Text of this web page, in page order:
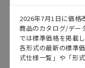
記載されている
ものであり、変
があります。改
え、ご用命下さ
2026年7月1日に価格
商品のカタログ/デー
では標準価格を掲載
各形式の最新の標準
式仕様一覧」や「形